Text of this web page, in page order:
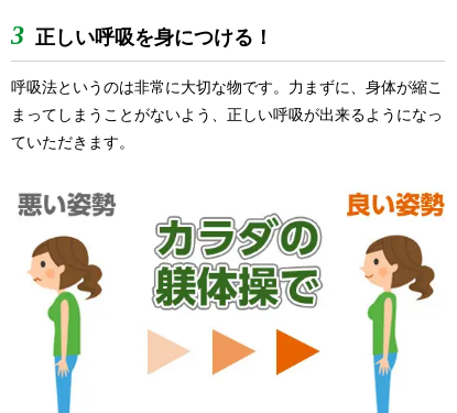
3 正しい呼吸を身につける！
呼吸法というのは非常に大切な物です。力まずに、身体が縮こ
まってしまうことがないよう、正しい呼吸が出来るようになっ
ていただきます。